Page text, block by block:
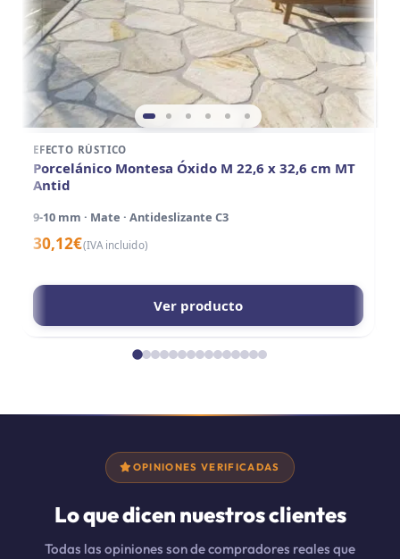
EFECTO RÚSTICO
Porcelánico Montesa Óxido M 22,6 x 32,6 cm MT
Antid
9-10 mm · Mate · Antideslizante C3
30,12€(IVA incluido)
Ver producto
OPINIONES VERIFICADAS
Lo que dicen nuestros clientes
Todas las opiniones son de compradores reales que